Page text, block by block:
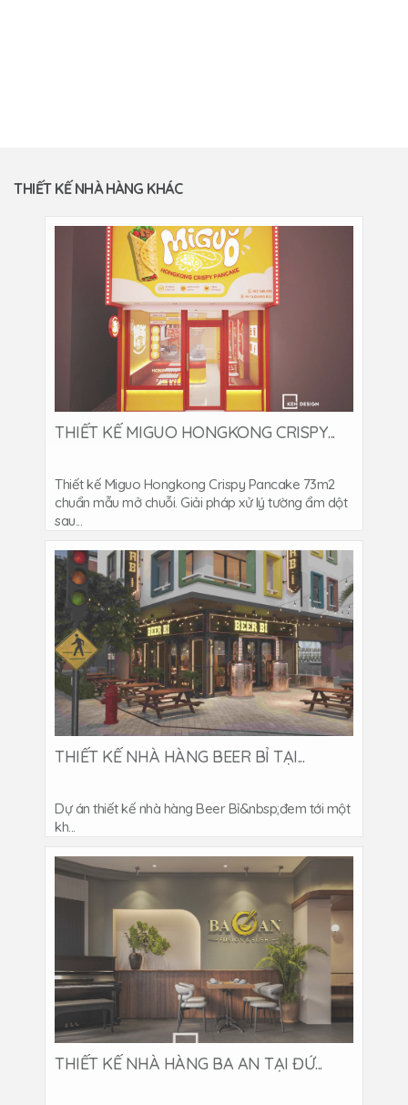
THIẾT KẾ NHÀ HÀNG KHÁC
THIẾT KẾ MIGUO HONGKONG CRISPY...
Thiết kế Miguo Hongkong Crispy Pancake 73m2
chuẩn mẫu mở chuỗi. Giải pháp xử lý tường ẩm dột
sau...
THIẾT KẾ NHÀ HÀNG BEER BỈ TẠI...
Dự án thiết kế nhà hàng Beer Bỉ&nbsp;đem tới một
kh...
THIẾT KẾ NHÀ HÀNG BA AN TẠI ĐỨ...